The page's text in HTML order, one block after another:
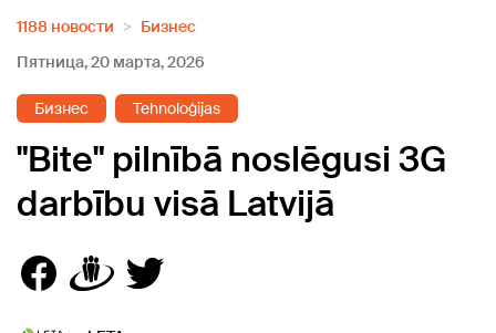
1188 новости
Бизнес
Пятница, 20 марта, 2026
Бизнес Tehnoloģijas
"Bite" pilnībā noslēgusi 3G
darbību visā Latvijā